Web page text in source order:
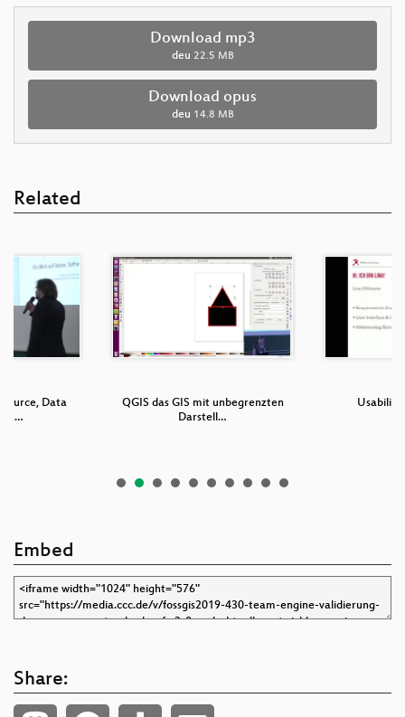
Download mp3
deu 22.5 MB
Download opus
deu 14.8 MB
Related
Data
QGIS das GIS mit unbegrenzten
Darstell…
Usability
Embed
Share: